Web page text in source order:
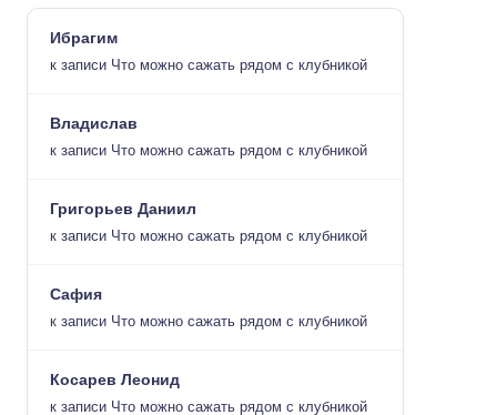
Ибрагим
к записи Что можно сажать рядом с клубникой
Владислав
к записи Что можно сажать рядом с клубникой
Григорьев Даниил
к записи Что можно сажать рядом с клубникой
Сафия
к записи Что можно сажать рядом с клубникой
Косарев Леонид
к записи Что можно сажать рядом с клубникой